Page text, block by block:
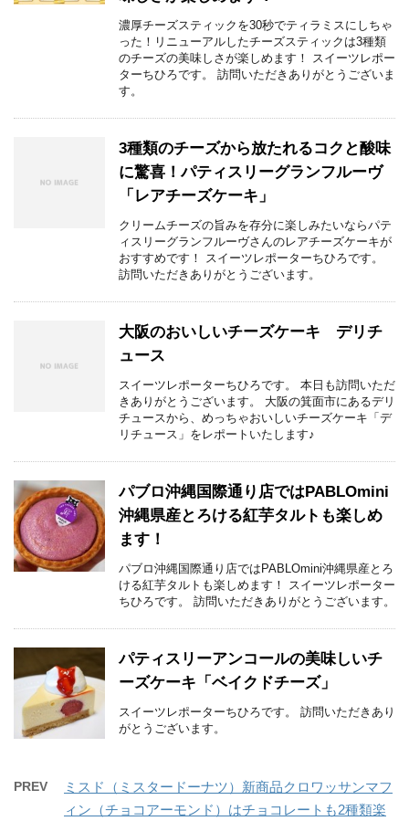
濃厚チーズスティックを30秒でティラミスにしちゃ
った！リニューアルしたチーズスティックは3種類
のチーズの美味しさが楽しめます！ スイーツレポー
ターちひろです。 訪問いただきありがとうございま
す。
3種類のチーズから放たれるコクと酸味
に驚喜！パティスリーグランフルーヴ
「レアチーズケーキ」
クリームチーズの旨みを存分に楽しみたいならパテ
ィスリーグランフルーヴさんのレアチーズケーキが
おすすめです！ スイーツレポーターちひろです。
訪問いただきありがとうございます。
大阪のおいしいチーズケーキ デリチ
ュース
スイーツレポーターちひろです。 本日も訪問いただ
きありがとうございます。 大阪の箕面市にあるデリ
チュースから、めっちゃおいしいチーズケーキ「デ
リチュース」をレポートいたします♪
パブロ沖縄国際通り店ではPABLOmini
沖縄県産とろける紅芋タルトも楽しめ
ます！
パブロ沖縄国際通り店ではPABLOmini沖縄県産とろ
ける紅芋タルトも楽しめます！ スイーツレポーター
ちひろです。 訪問いただきありがとうございます。
パティスリーアンコールの美味しいチ
ーズケーキ「ベイクドチーズ」
スイーツレポーターちひろです。 訪問いただきあり
がとうございます。
PREV
ミスド（ミスタードーナツ）新商品クロワッサンマフ
ィン（チョコアーモンド）はチョコレートも2種類楽